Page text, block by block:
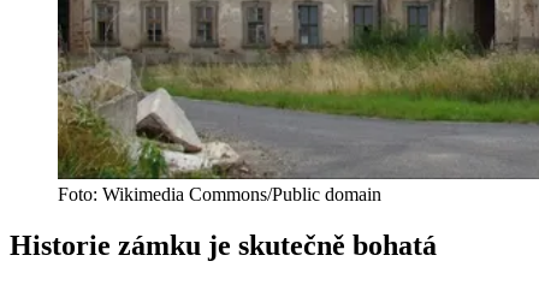
Foto: Wikimedia Commons/Public domain
Historie zámku je skutečně bohatá